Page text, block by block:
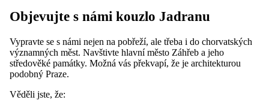
Objevujte s námi kouzlo Jadranu
Vypravte se s námi nejen na pobřeží, ale třeba i do chorvatských
významných měst. Navštivte hlavní město Záhřeb a jeho
středověké památky. Možná vás překvapí, že je architekturou
podobný Praze.
Věděli jste, že: